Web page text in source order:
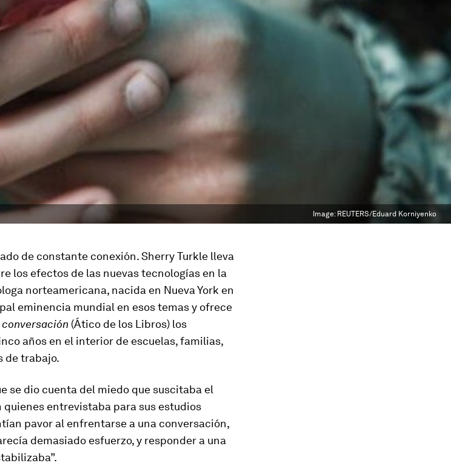
Image: REUTERS/Eduard Korniyenko
de constante conexión. Sherry Turkle lleva
los efectos de las nuevas tecnologías en la
norteamericana, nacida en Nueva York en
eminencia mundial en esos temas y ofrece
conversación (Ático de los Libros) los
años en el interior de escuelas, familias,
de trabajo.
se dio cuenta del miedo que suscitaba el
entrevistaba para sus estudios
pavor al enfrentarse a una conversación,
demasiado esfuerzo, y responder a una